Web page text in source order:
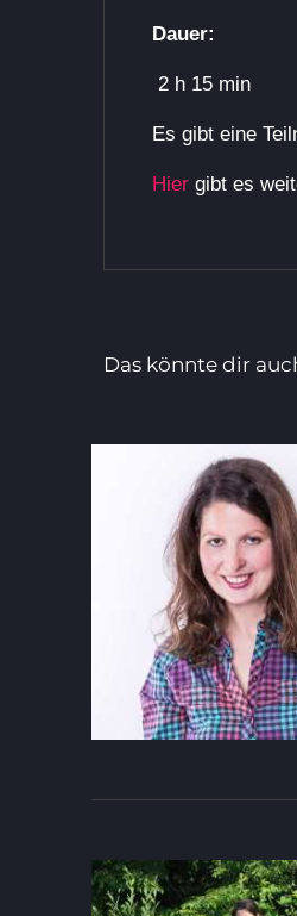
Dauer:
2 h 15 min
Es gibt eine
Hiergibt es
Das könnte dir